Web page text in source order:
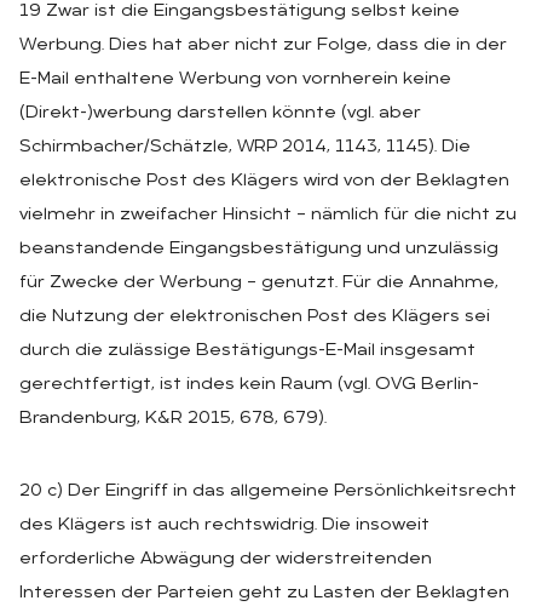
19 Zwar ist die Eingangsbestätigung selbst keine
Werbung. Dies hat aber nicht zur Folge, dass die in der
E-Mail enthaltene Werbung von vornherein keine
(Direkt-)werbung darstellen könnte (vgl. aber
Schirmbacher/Schätzle, WRP 2014, 1143, 1145). Die
elektronische Post des Klägers wird von der Beklagten
vielmehr in zweifacher Hinsicht – nämlich für die nicht zu
beanstandende Eingangsbestätigung und unzulässig
für Zwecke der Werbung – genutzt. Für die Annahme,
die Nutzung der elektronischen Post des Klägers sei
durch die zulässige Bestätigungs-E-Mail insgesamt
gerechtfertigt, ist indes kein Raum (vgl. OVG Berlin-
Brandenburg, K&R 2015, 678, 679).
20 c) Der Eingriff in das allgemeine Persönlichkeitsrecht
des Klägers ist auch rechtswidrig. Die insoweit
erforderliche Abwägung der widerstreitenden
Interessen der Parteien geht zu Lasten der Beklagten